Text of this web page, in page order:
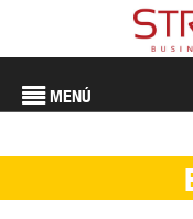
MENÚ